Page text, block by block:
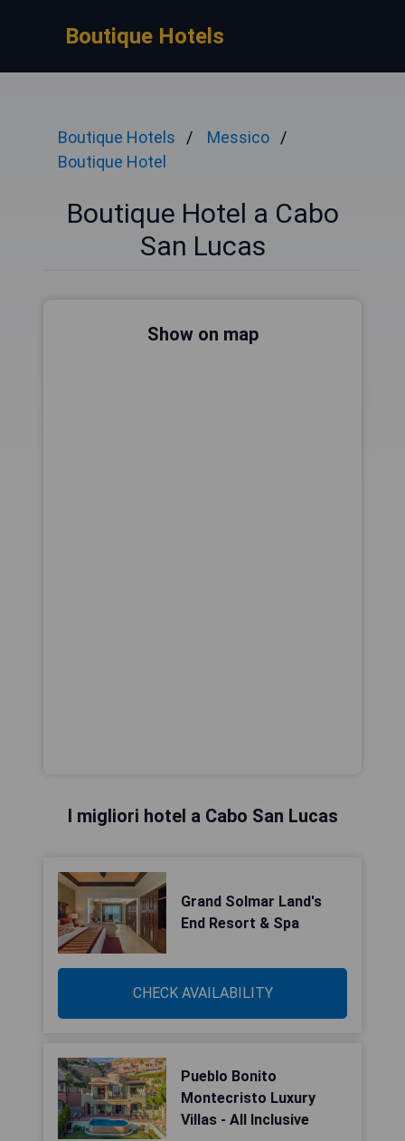
Boutique Hotels
Boutique Hotels
Messico
Boutique Hotel
Boutique Hotel a Cabo
San Lucas
Show on map
I migliori hotel a Cabo San Lucas
Grand Solmar Land's
End Resort & Spa
CHECK AVAILABILITY
Pueblo Bonito
Montecristo Luxury
Villas - All Inclusive